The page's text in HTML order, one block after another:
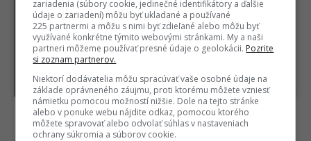
9.
zariadenia (súbory cookie, jedinečné identifikátory a ďalšie
údaje o zariadení) môžu byť ukladané a používané
225 partnermi a môžu s nimi byť zdieľané alebo môžu byť
využívané konkrétne týmito webovými stránkami. My a naši
partneri môžeme používať presné údaje o geolokácii. Pozrite
si zoznam partnerov.
Niektorí dodávatelia môžu spracúvať vaše osobné údaje na
základe oprávneného záujmu, proti ktorému môžete vzniesť
námietku pomocou možností nižšie. Dole na tejto stránke
alebo v ponuke webu nájdite odkaz, pomocou ktorého
môžete spravovať alebo odvolať súhlas v nastaveniach
ochrany súkromia a súborov cookie.